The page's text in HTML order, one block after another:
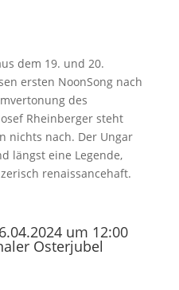
dem 19. und 20.
ersten NoonSong nach
des
Rheinberger steht
nichts nach. Der Ungar
längst eine Legende,
renaissancehaft.
um 12:00
Osterjubel